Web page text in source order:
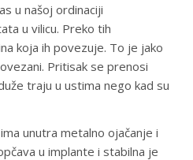
u našoj ordinaciji
u vilicu. Preko tih
koja ih povezuje. To je jako
Pritisak se prenosi
traju u ustima nego kad su
unutra metalno ojačanje i
u implante i stabilna je